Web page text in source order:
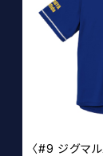
〈#9 ジグマ